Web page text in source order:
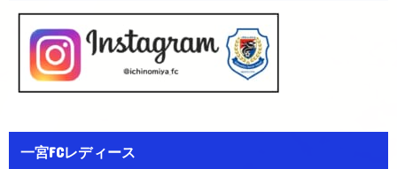
一宮FCレディース